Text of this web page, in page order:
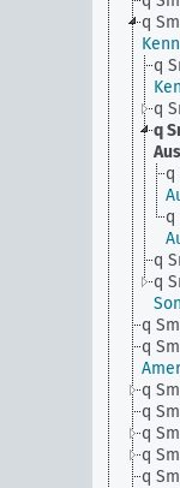
q
q
q
q
q
q
q
q
q
q
q
q
q
q
q